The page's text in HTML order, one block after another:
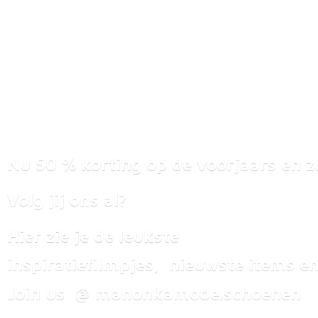
Nu 50 % korting op de voorjaars en
Volg jij ons al?
Hier zie je de leukste
inspiratiefilmpjes, nieuwste items
Join us @ manonkamode.schoenen